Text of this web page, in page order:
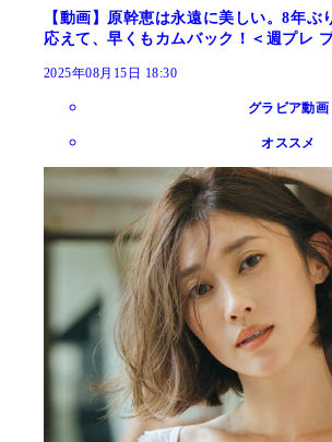
【動画】原幹恵は永遠に美しい。8年ぶ
応えて、早くもカムバック！＜週プレ
2025年08月15日 18:30
グラビア動画
オススメ